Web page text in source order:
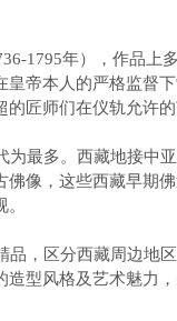
1795年），作品上
帝本人的严格监督
的匠师们在仪轨允许
最多。西藏地接中
像，这些西藏早期
，区分西藏周边地
型风格及艺术魅力